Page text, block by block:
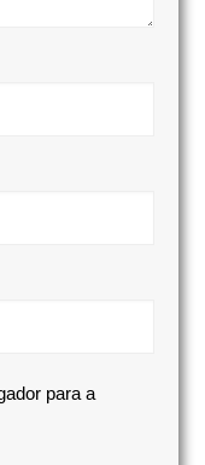
para a